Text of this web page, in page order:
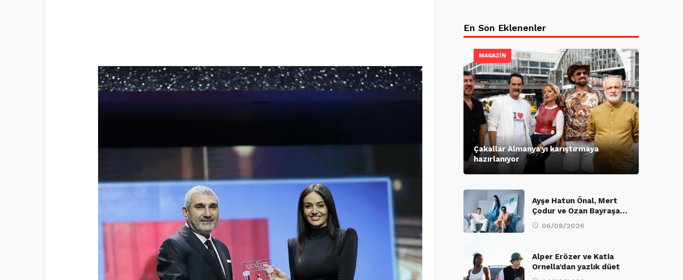
En Son Eklenenler
MAGAZİN
Çakallar Almanya’yı karıştırmaya
hazırlanıyor
Ayşe Hatun Önal, Mert
Çodur ve Ozan Bayraşa…
06/08/2026
Alper Erözer ve Katia
Ornella’dan yazlık düet